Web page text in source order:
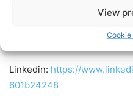
View
Cookie
https://
https://twitter.com/
Linkedin: https://
601b24248